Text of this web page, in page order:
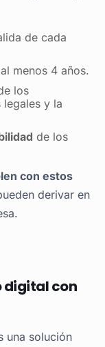
de cada
menos 4 años.
los
legales y la
de los
con estos
derivar en
digital con
una solución